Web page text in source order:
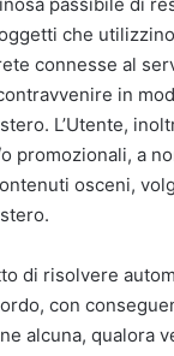
che
connesse al
in
L’Utente,
promozionali, a
osceni,
di risolvere
con
alcuna, qualora